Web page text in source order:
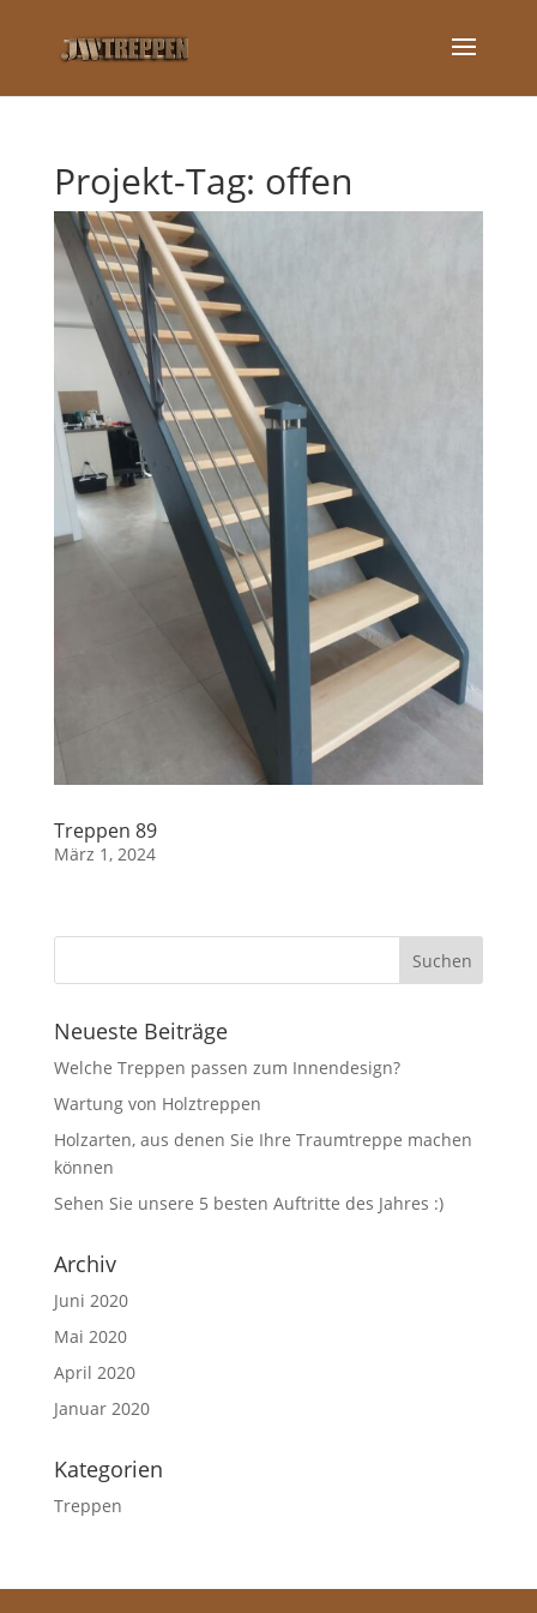
Projekt-Tag: offen
Treppen 89
März 1, 2024
Neueste Beiträge
Welche Treppen passen zum Innendesign?
Wartung von Holztreppen
Holzarten, aus denen Sie Ihre Traumtreppe machen
können
Sehen Sie unsere 5 besten Auftritte des Jahres :)
Archiv
Juni 2020
Mai 2020
April 2020
Januar 2020
Kategorien
Treppen